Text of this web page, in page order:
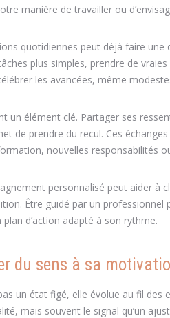
manière de travailler ou
quotidiennes peut déjà faire
plus simples, prendre de
les avancées, même
un élément clé. Partager ses
de prendre du recul. Ces
nouvelles responsabilités
personnalisé peut aider à
Être guidé par un
d’action adapté à son rythme.
du sens à sa
un état figé, elle évolue au fil des
mais souvent le signal qu’un